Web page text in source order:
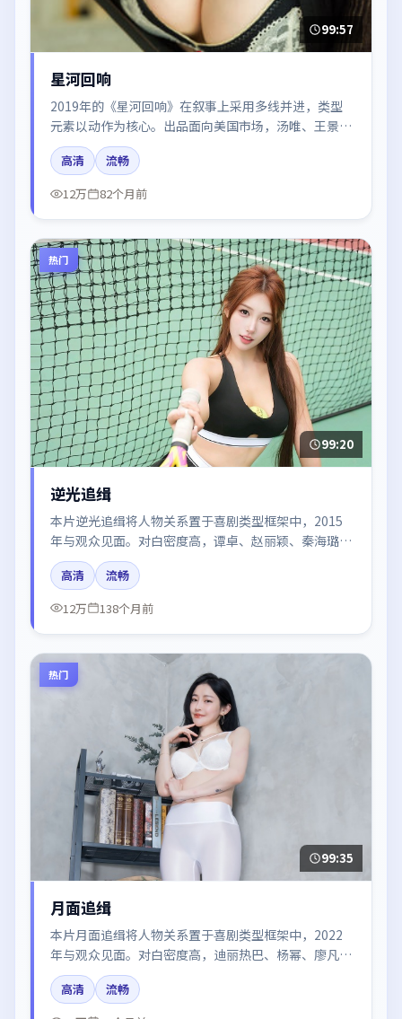
99:57
星河回响
2019年的《星河回响》在叙事上采用多线并进，类型
元素以动作为核心。出品面向美国市场，汤唯、王景
春、雷佳音、河正宇、迪丽热巴所饰角色推动关键反
转，结尾留白引发讨论。
高清
流畅
12万
82个月前
热门
99:20
逆光追缉
本片逆光追缉将人物关系置于喜剧类型框架中，2015
年与观众见面。对白密度高，谭卓、赵丽颖、秦海璐的
台词节奏值得关注；整体气质偏法国都市与冷色调摄
影。
高清
流畅
12万
138个月前
热门
99:35
月面追缉
本片月面追缉将人物关系置于喜剧类型框架中，2022
年与观众见面。对白密度高，迪丽热巴、杨幂、廖凡的
台词节奏值得关注；整体气质偏韩国都市与冷色调摄
影。
高清
流畅